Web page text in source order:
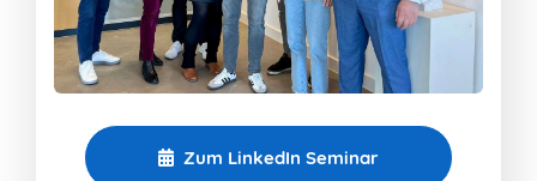
Zum LinkedIn Seminar